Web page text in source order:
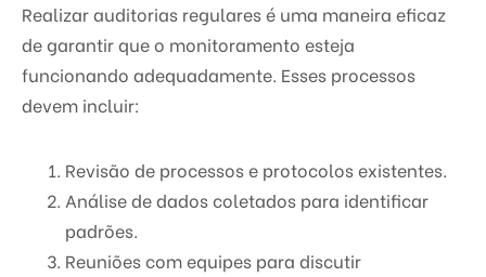
Realizar auditorias regulares é uma maneira eficaz
de garantir que o monitoramento esteja
funcionando adequadamente. Esses processos
devem incluir:
Revisão de processos e protocolos existentes.
Análise de dados coletados para identificar
padrões.
Reuniões com equipes para discutir